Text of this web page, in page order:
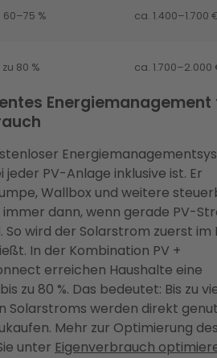
60–75 % ca. 1.400–1.700
80 % ca. 1.700–2.000
Energiemanagement
PV-Anlage inklusive ist. Er
Wallbox und weitere
dann, wenn gerade PV-
wird der Solarstrom zuerst im
In der Kombination PV +
erreichen Haushalte eine
zu 80 %. Das bedeutet: Bis zu
Solarstroms werden direkt
Mehr zur Optimierung
unter Eigenverbrauch